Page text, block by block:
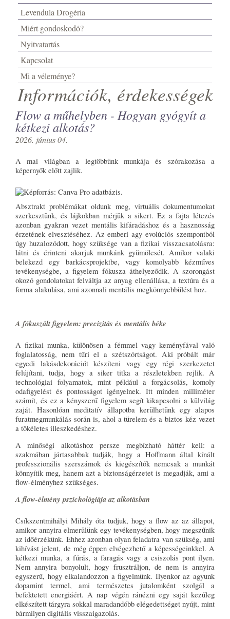
Levendula Drogéria
Miért gondoskodó?
Nyitvatartás
Kapcsolat
Mi a véleménye?
Információk, érdekességek
Flow a műhelyben - Hogyan gyógyít a
kétkezi alkotás?
2026. június 04.
A mai világban a legtöbbünk munkája és szórakozása a
képernyők előtt zajlik.
Absztrakt problémákat oldunk meg, virtuális dokumentumokat
szerkesztünk, és lájkokban mérjük a sikert. Ez a fajta létezés
azonban gyakran vezet mentális kifáradáshoz és a hasznosság
érzetének elvesztéséhez. Az emberi agy evolúciós szempontból
úgy huzalozódott, hogy szüksége van a fizikai visszacsatolásra:
látni és érinteni akarjuk munkánk gyümölcsét. Amikor valaki
belekezd egy barkácsprojektbe, vagy komolyabb kézműves
tevékenységbe, a figyelem fókusza áthelyeződik. A szorongást
okozó gondolatokat felváltja az anyag ellenállása, a textúra és a
forma alakulása, ami azonnali mentális megkönnyebbülést hoz.
A fókuszált figyelem: precizitás és mentális béke
A fizikai munka, különösen a fémmel vagy keményfával való
foglalatosság, nem tűri el a szétszórtságot. Aki próbált már
egyedi lakásdekorációt készíteni vagy egy régi szerkezetet
felújítani, tudja, hogy a siker titka a részletekben rejlik. A
technológiai folyamatok, mint például a forgácsolás, komoly
odafigyelést és pontosságot igényelnek. Itt minden milliméter
számít, és ez a kényszerű figyelem segít kikapcsolni a külvilág
zaját. Hasonlóan meditatív állapotba kerülhetünk egy alapos
furatmegmunkálás során is, ahol a türelem és a biztos kéz vezet
a tökéletes illeszkedéshez.
A minőségi alkotáshoz persze megbízható háttér kell: a
szakmában jártasabbak tudják, hogy a Hoffmann által kínált
professzionális szerszámok és kiegészítők nemcsak a munkát
könnyítik meg, hanem azt a biztonságérzetet is megadják, ami a
flow-élményhez szükséges.
A flow-élmény pszichológiája az alkotásban
Csíkszentmihályi Mihály óta tudjuk, hogy a flow az az állapot,
amikor annyira elmerülünk egy tevékenységben, hogy megszűnik
az időérzékünk. Ehhez azonban olyan feladatra van szükség, ami
kihívást jelent, de még éppen elvégezhető a képességeinkkel. A
kétkezi munka, a fúrás, a faragás vagy a csiszolás pont ilyen.
Nem annyira bonyolult, hogy frusztráljon, de nem is annyira
egyszerű, hogy elkalandozzon a figyelmünk. Ilyenkor az agyunk
dopamint termel, ami természetes jutalomként szolgál a
befektetett energiáért. A nap végén ránézni egy saját kezűleg
elkészített tárgyra sokkal maradandóbb elégedettséget nyújt, mint
bármilyen digitális visszaigazolás.